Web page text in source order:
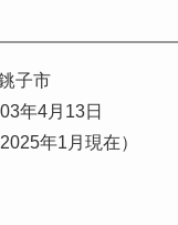
子市
年4月13日
2025年1月現在）